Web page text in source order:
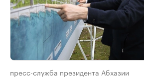
пресс-служба президента Абхазии